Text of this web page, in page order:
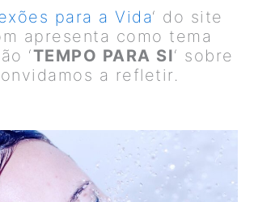
para a Vida‘ do site
apresenta como tema
‘TEMPO PARA SI‘ sobre
a refletir.